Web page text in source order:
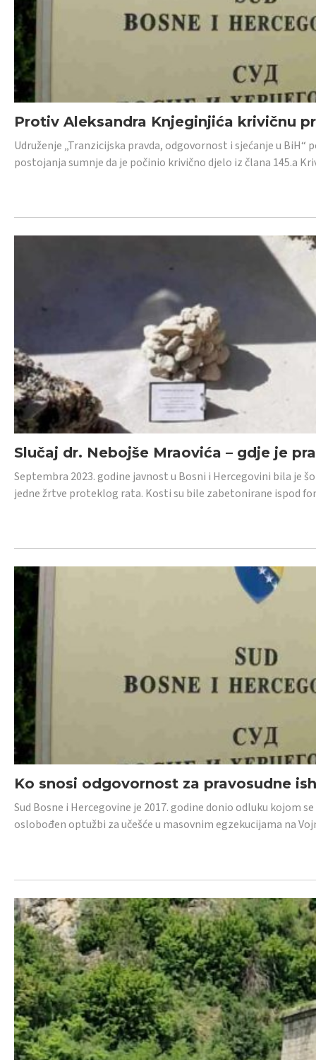
Protiv Aleksandra Knjeginjića krivičnu
Udruženje „Tranzicijska pravda, odgovornost i sjećanje u
postojanja sumnje da je počinio krivično djelo iz člana 145.a
Slučaj dr. Nebojše Mraovića – gdje je
Septembra 2023. godine javnost u Bosni i Hercegovini bila je
jedne žrtve proteklog rata. Kosti su bile zabetonirane ispod
Ko snosi odgovornost za pravosudne
Sud Bosne i Hercegovine je 2017. godine donio odluku kojom
oslobođen optužbi za učešće u masovnim egzekucijama na